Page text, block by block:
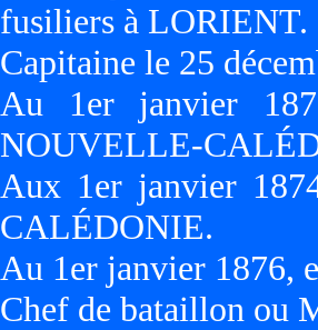
fusiliers à LORIENT.
Capitaine le 25
Au 1er janvier
NOUVELLE-
Aux 1er janvier
CALÉDONIE.
Au 1er janvier 1876,
Chef de bataillon ou